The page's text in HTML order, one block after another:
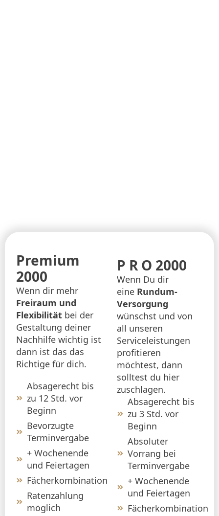
Premium
2000
Wenn dir mehr
Freiraum und
Flexibilitätbei der
Gestaltung deiner
Nachhilfe wichtig ist
dann ist das das
Richtige für dich.
Absagerecht bis
zu 12 Std. vor
Beginn
Bevorzugte
Terminvergabe
+ Wochenende
und Feiertagen
Fächerkombination
Ratenzahlung
möglich
P R O 2000
Wenn Du dir
eine Rundum-
Versorgung
wünschst und von
all unseren
Serviceleistungen
profitieren
möchtest, dann
solltest du hier
zuschlagen.
Absagerecht bis
zu 3 Std. vor
Beginn
Absoluter
Vorrang bei
Terminvergabe
+ Wochenende
und Feiertagen
Fächerkombination